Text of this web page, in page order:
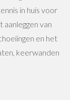
in huis voor
aanleggen van
en het
keerwanden